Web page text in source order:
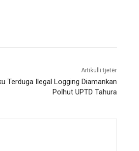
Artikulli tjetër
Terduga Ilegal Logging Diamankan
Polhut UPTD Tahura